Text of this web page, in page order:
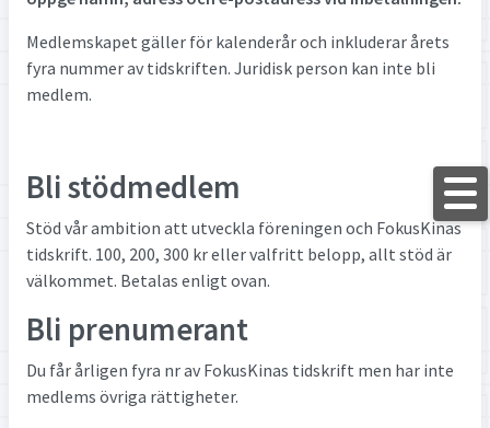
Medlemskapet gäller för kalenderår och inkluderar årets
fyra nummer av tidskriften. Juridisk person kan inte bli
medlem.
Bli stödmedlem
Stöd vår ambition att utveckla föreningen och FokusKinas
tidskrift. 100, 200, 300 kr eller valfritt belopp, allt stöd är
välkommet. Betalas enligt ovan.
Bli prenumerant
Du får årligen fyra nr av FokusKinas tidskrift men har inte
medlems övriga rättigheter.